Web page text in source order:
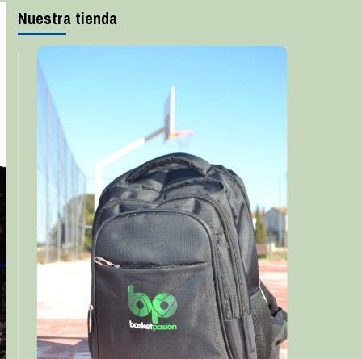
Nuestra tienda